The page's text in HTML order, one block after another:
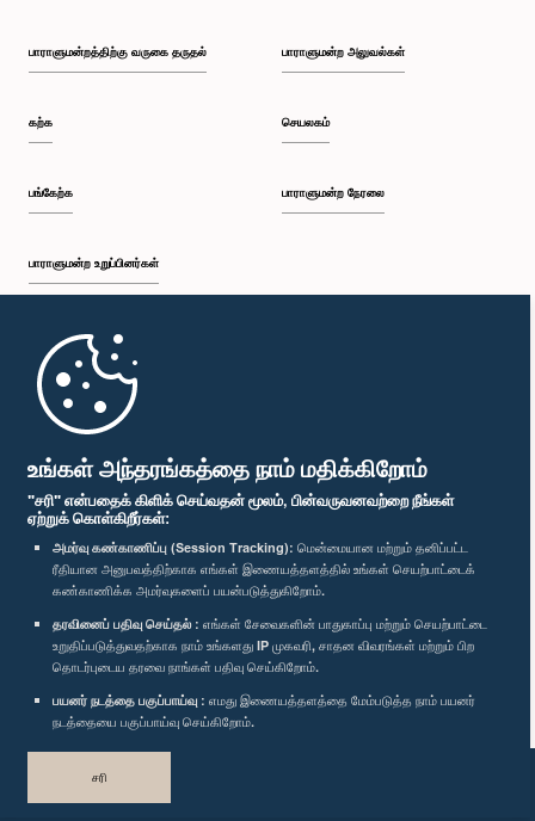
உங்கள் அந்தரங்கத்தை நாம் மதிக்கிறோம்
"சரி" என்பதைக் கிளிக் செய்வதன் மூலம், பின்வருவனவற்றை நீங்கள்
ஏற்றுக் கொள்கிறீர்கள்:
அமர்வு கண்காணிப்பு (Session Tracking): மென்மையான மற்றும் தனிப்பட்ட
ரீதியான அனுபவத்திற்காக எங்கள் இணையத்தளத்தில் உங்கள் செயற்பாட்டைக்
கண்காணிக்க அமர்வுகளைப் பயன்படுத்துகிறோம்.
தரவினைப் பதிவு செய்தல் : எங்கள் சேவைகளின் பாதுகாப்பு மற்றும் செயற்பாட்டை
உறுதிப்படுத்துவதற்காக நாம் உங்களது IP முகவரி, சாதன விவரங்கள் மற்றும் பிற
தொடர்புடைய தரவை நாங்கள் பதிவு செய்கிறோம்.
பயனர் நடத்தை பகுப்பாய்வு : எமது இணையத்தளத்தை மேம்படுத்த நாம் பயனர்
நடத்தையை பகுப்பாய்வு செய்கிறோம்.
சரி
பாராளுமன்றத்திற்கு வருகை தருதல்
கற்க
பங்கேற்க
பாராளுமன்ற உறுப்பினர்கள்
முதற்பக்கம்
பாராளுமன்ற அலுவல்கள்
செயலகம்
பாராளுமன்ற நேரலை
பாராளுமன்ற கையடக்க செயலி
எம்மை பின்தொடர்க :
விருதுகள்
தனியுரிமைக் கொள்கை